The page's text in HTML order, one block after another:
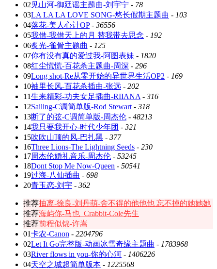
02 见山河-御廷谣主题曲-刘宇宁 - 78
03LA LA LA LOVE SONG-悠长假期主题曲 - 103
04落花-美人心计OP- 36556
05我借-我借天上的月 替我带去思念 - 192
06炙光-雀骨主题曲 - 125
07你有没有真的爱过我-阿图表妹 - 1820
08红尘慌慌-百花杀主题曲-周深 - 296
09Long shot-Re从零开始的异世界生活OP2 - 169
10袖里长风-百花杀插曲-张远 - 202
11生来精彩-功夫女足插曲-RIIANA - 316
12Sailing-C调简单版-Rod Stewart - 318
13断了的弦-C调简单版-周杰伦 - 48213
14我只要我开心-时代少年团 - 321
15吹吹山顶的风-巴扎黑 - 377
16Three Lions-The Lightning Seeds - 230
17周杰伦婚礼音乐-周杰伦 - 53245
18Dont Stop Me Now-Queen - 50541
19过海-八仙插曲 - 698
20青玉恋-刘宇 - 362
推荐抽离-徐良-刘丹萌-舍不得的他他他 忘不掉的她她她
推荐海屿你-马也_Crabbit-Cole先生
推荐前程似锦-许嵩
01卡农-Canon - 2204796
02Let It Go完整版-动画冰雪奇缘主题曲 - 1783968
03River flows in you-你的心河 - 1406226
04天空之城超简单版本 - 1225568